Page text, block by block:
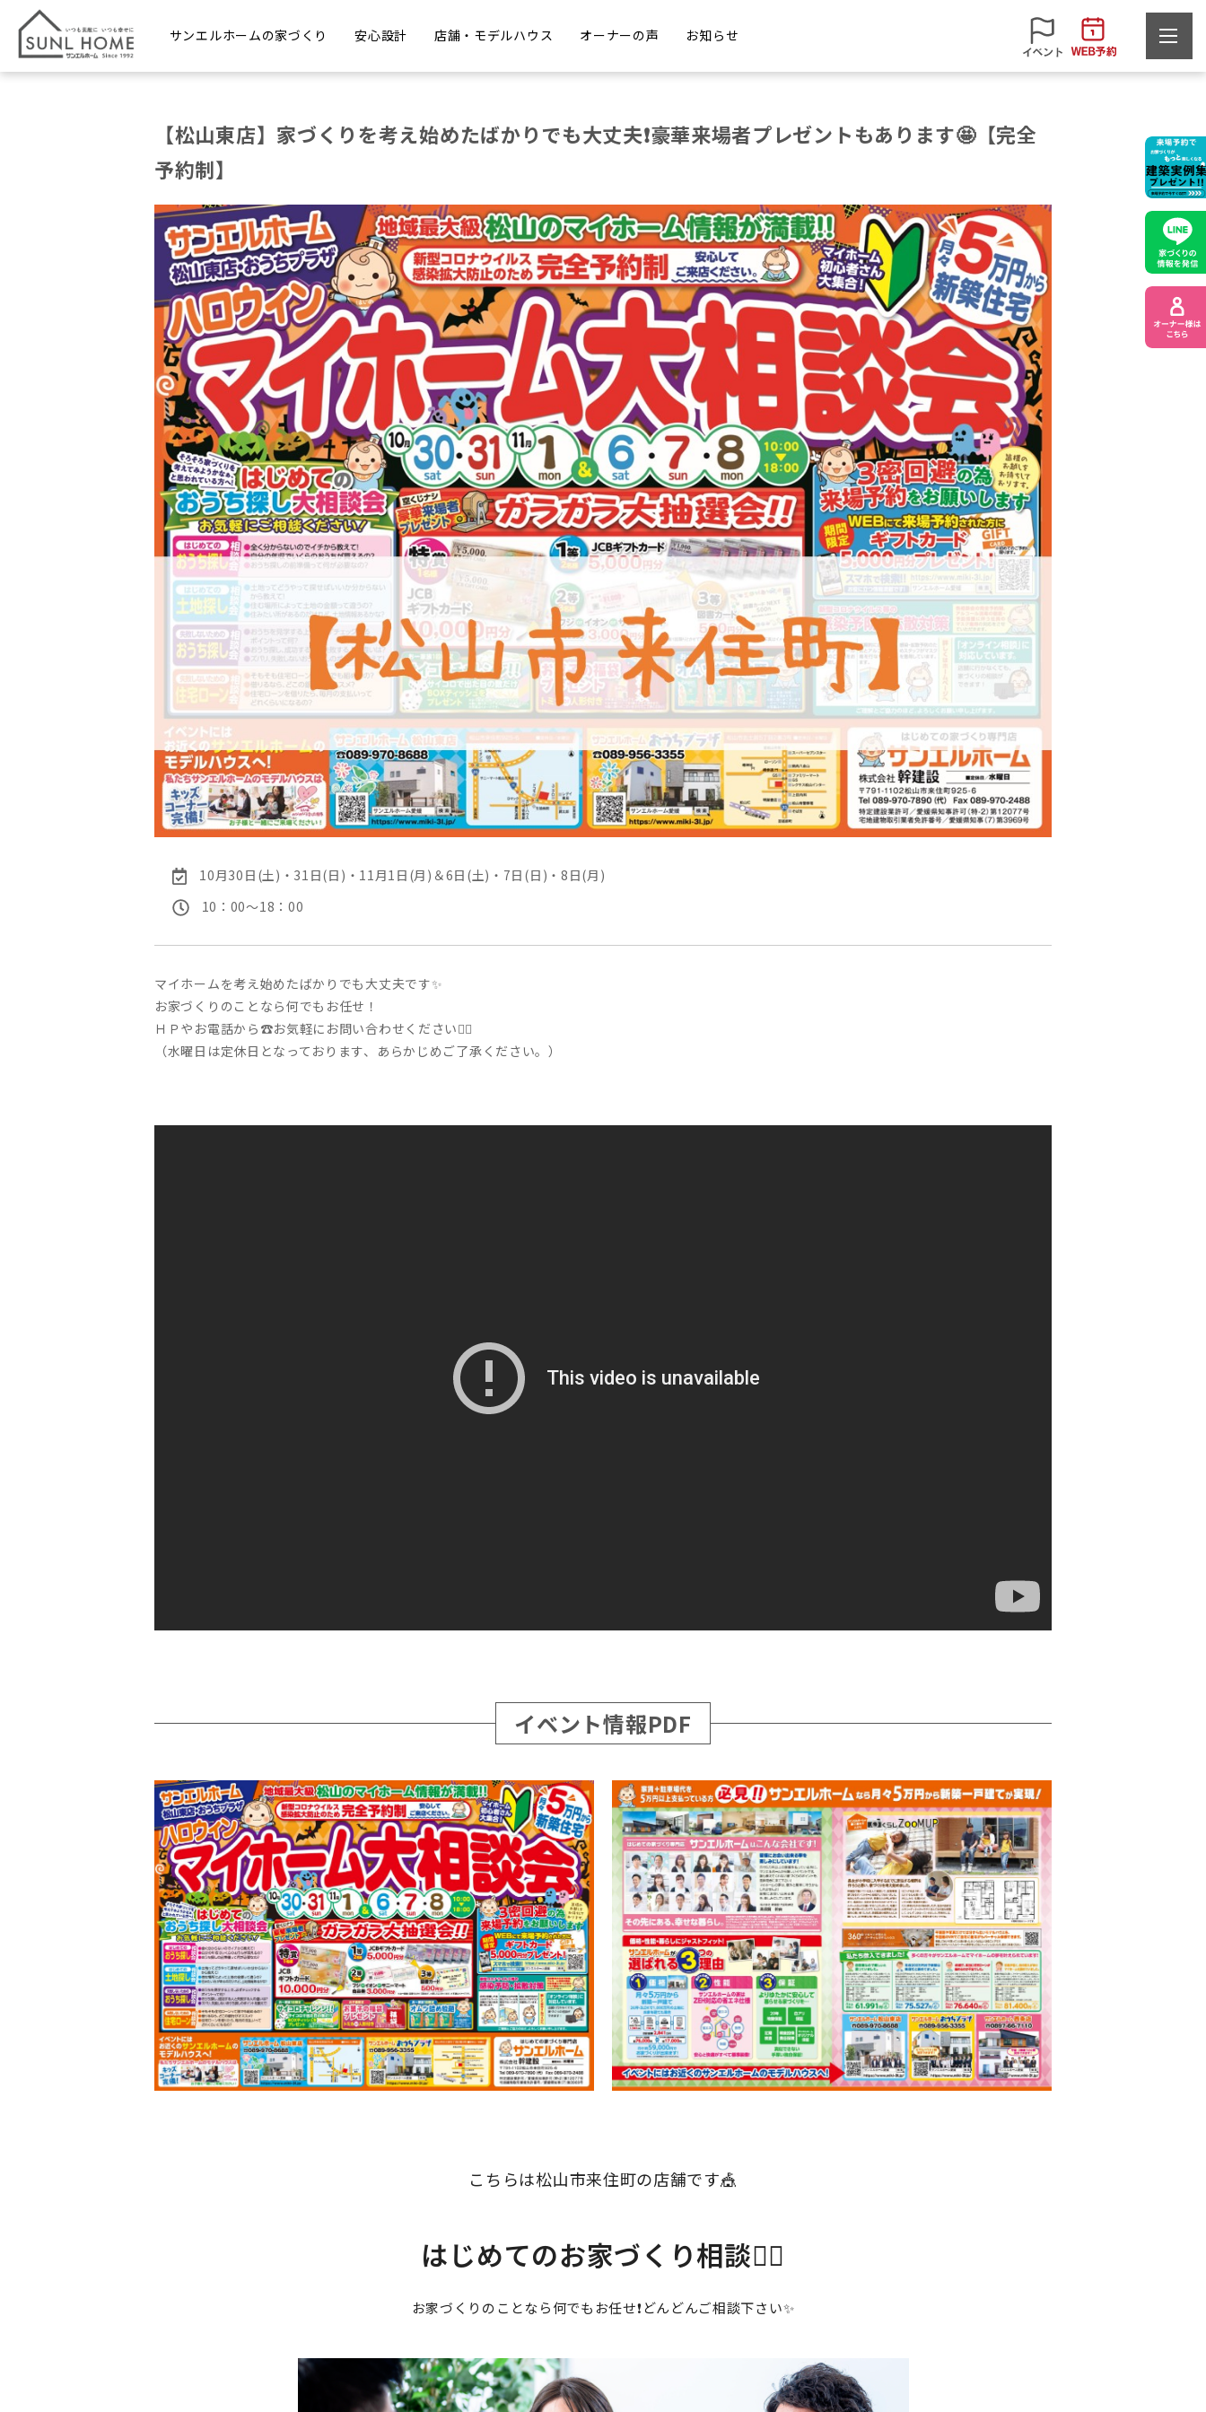
サンエルホームの家づくり 安心設計 店舗・モデルハウス オーナーの声 お知らせ
【松山東店】家づくりを考え始めたばかりでも大丈夫❗豪華来場者プレゼントもあります🤩【完全
予約制】
10月30日(土)・31日(日)・11月1日(月)＆6日(土)・7日(日)・8日(月)
10：00〜18：00
マイホームを考え始めたばかりでも大丈夫です✨
お家づくりのことなら何でもお任せ！
ＨＰやお電話から☎お気軽にお問い合わせください💁‍♂️
（水曜日は定休日となっております、あらかじめご了承ください。）
イベント情報PDF
こちらは松山市来住町の店舗です🎪
はじめてのお家づくり相談💁‍♀️
お家づくりのことなら何でもお任せ❗どんどんご相談下さい✨